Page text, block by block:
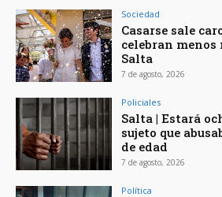
Sociedad
Casarse sale
celebran
Salta
7 de agosto, 2026
Policiales
Salta | Estará
sujeto que
de edad
7 de agosto, 2026
Política